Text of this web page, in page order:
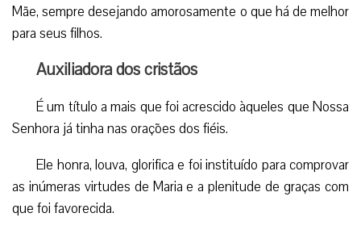
Mãe, sempre desejando amorosamente o que há de melhor
para seus filhos.
Auxiliadora dos cristãos
É um título a mais que foi acrescido àqueles que Nossa
Senhora já tinha nas orações dos fiéis.
Ele honra, louva, glorifica e foi instituído para comprovar
as inúmeras virtudes de Maria e a plenitude de graças com
que foi favorecida.